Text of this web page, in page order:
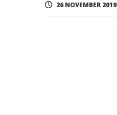
26 NOVEMBER 2019